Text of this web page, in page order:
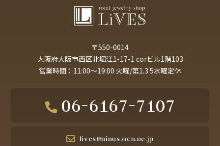
〒550-0014
大阪府大阪市西区北堀江1-17-1 corビル1階103
営業時間：11:00～19:00 火曜/第1.3.5水曜定休
06-6167-7107
lives@ninus.ocn.ne.jp